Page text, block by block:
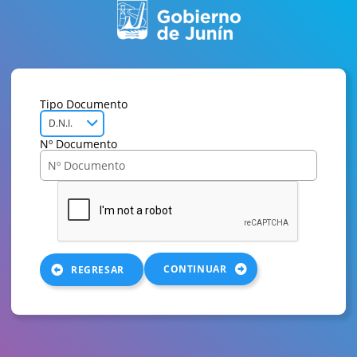
Tipo Documento
D.N.I.
Nº Documento
REGRESAR CONTINUAR